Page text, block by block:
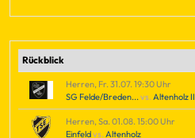
Rückblick
Herren, Fr. 31.07. 19:30 Uhr
SG Felde/Breden...vs.Altenholz II
Herren, Sa. 01.08. 15:00 Uhr
Einfeldvs.Altenholz